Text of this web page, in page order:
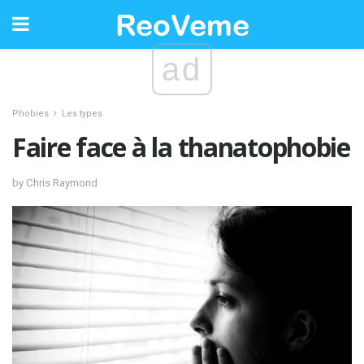
ad
Phobies Les types
Faire face à la thanatophobie
by Chris Raymond